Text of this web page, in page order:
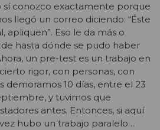
sí conozco exactamente porque
llegó un correo diciendo: “Éste
apliquen”. Eso le da más o
hasta dónde se pudo haber
un pre-test es un trabajo en
rigor, con personas, con
demoramos 10 días, entre el 23
y tuvimos que
antes. Entonces, si aquí
hubo un trabajo paralelo…